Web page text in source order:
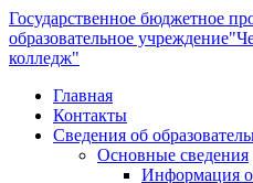
Государственное бюджетное
образовательное учреждение
колледж"
Главная
Контакты
Сведения об
Основные сведения
Информация